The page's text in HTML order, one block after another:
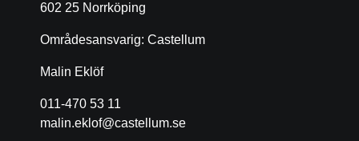
602 25 Norrköping
Områdesansvarig: Castellum
Malin Eklöf
011-470 53 11
malin.eklof@castellum.se